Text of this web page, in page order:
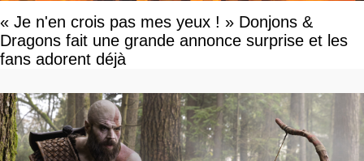
« Je n'en crois pas mes yeux ! » Donjons &
Dragons fait une grande annonce surprise et les
fans adorent déjà